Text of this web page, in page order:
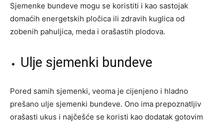
Sjemenke bundeve mogu se koristiti i kao sastojak
domaćih energetskih pločica ili zdravih kuglica od
zobenih pahuljica, meda i orašastih plodova.
Ulje sjemenki bundeve
Pored samih sjemenki, veoma je cijenjeno i hladno
prešano ulje sjemenki bundeve. Ono ima prepoznatljiv
orašasti ukus i najčešće se koristi kao dodatak gotovim